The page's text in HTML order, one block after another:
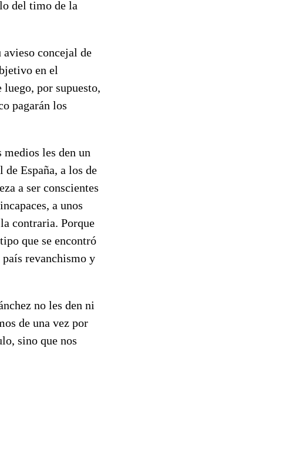
del timo de la
concejal de
en el
por supuesto,
pagarán los
medios les den un
España, a los de
a ser conscientes
a unos
contraria. Porque
que se encontró
país revanchismo y
no les den ni
de una vez por
sino que nos